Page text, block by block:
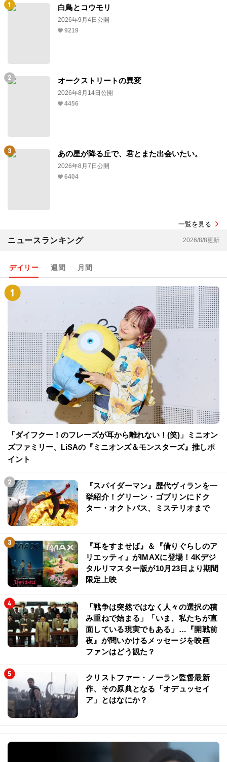
白鳥とコウモリ
2026年9月4日公開
9219
オークストリートの異変
2026年8月14日公開
4456
あの星が降る丘で、君とまた出会いたい。
2026年8月7日公開
6404
一覧を見る
ニュースランキング 2026/8/8更新
デイリー 週間 月間
「ダイフクー！のフレーズが耳から離れない！(笑)」ミニオン
ズファミリー、LiSAの『ミニオンズ＆モンスターズ』推しポ
イント
『スパイダーマン』歴代ヴィランを一
挙紹介！グリーン・ゴブリンにドク
ター・オクトパス、ミステリオまで
『耳をすませば』＆『借りぐらしのア
リエッティ』がIMAXに登場！4Kデジ
タルリマスター版が10月23日より期間
限定上映
「戦争は突然ではなく人々の選択の積
み重ねで始まる」「いま、私たちが直
面している現実でもある」…『開戦前
夜』が問いかけるメッセージを映画
ファンはどう観た？
クリストファー・ノーラン監督最新
作、その原典となる「オデュッセイ
ア」とはなにか？